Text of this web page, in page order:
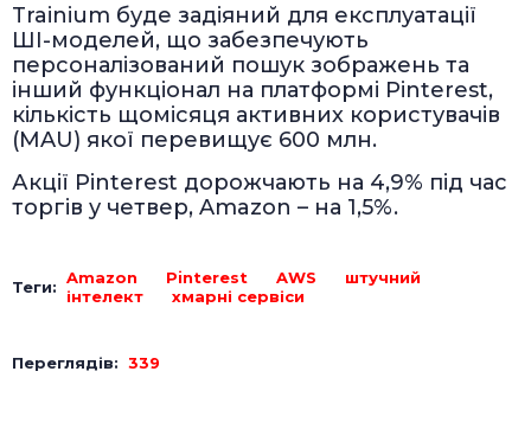
Trainium буде задіяний для експлуатації
ШІ-моделей, що забезпечують
персоналізований пошук зображень та
інший функціонал на платформі Pinterest,
кількість щомісяця активних користувачів
(MAU) якої перевищує 600 млн.
Акції Pinterest дорожчають на 4,9% під час
торгів у четвер, Amazon – на 1,5%.
Теги: Amazon Pinterest AWS
штучний
інтелект
хмарні сервіси
Переглядів: 339